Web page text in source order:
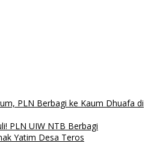
PLN Berbagi ke Kaum Dhuafa di
PLN UIW NTB Berbagi
Yatim Desa Teros